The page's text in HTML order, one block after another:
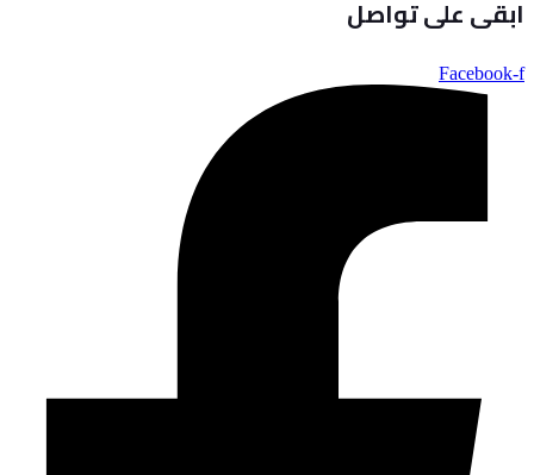
ابقى على تواصل
Facebook-f